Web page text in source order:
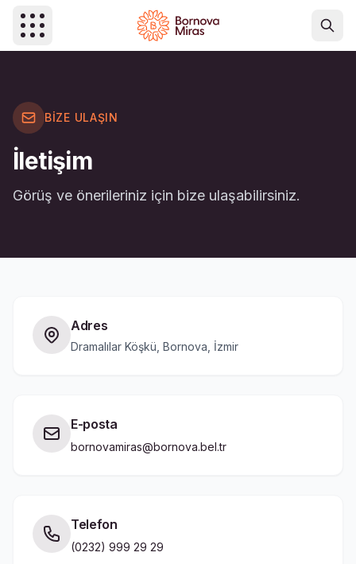
BIZE ULAŞIN
İletişim
Görüş ve önerileriniz için bize ulaşabilirsiniz.
Adres
Dramalılar Köşkü, Bornova, İzmir
E-posta
bornovamiras@bornova.bel.tr
Telefon
(0232) 999 29 29